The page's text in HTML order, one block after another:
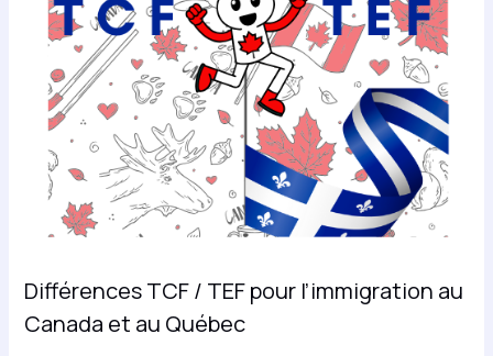
Différences TCF / TEF pour l’immigration au
Canada et au Québec